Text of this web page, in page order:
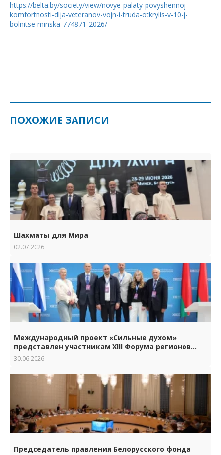
https://belta.by/society/view/novye-palaty-povyshennoj-
komfortnosti-dlja-veteranov-vojn-i-truda-otkrylis-v-10-j-
bolnitse-minska-774871-2026/
ПОХОЖИЕ ЗАПИСИ
Шахматы для Мира
02.07.2026
Международный проект «Сильные духом»
представлен участникам XIII Форума регионов
Беларуси и России
30.06.2026
Председатель правления Белорусского фонда